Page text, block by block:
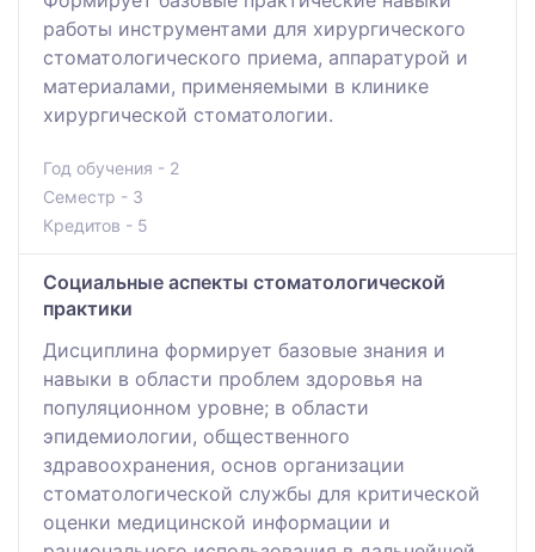
работы инструментами для хирургического
стоматологического приема, аппаратурой и
материалами, применяемыми в клинике
хирургической стоматологии.
Год обучения - 2
Семестр - 3
Кредитов - 5
Социальные аспекты стоматологической
практики
Дисциплина формирует базовые знания и
навыки в области проблем здоровья на
популяционном уровне; в области
эпидемиологии, общественного
здравоохранения, основ организации
стоматологической службы для критической
оценки медицинской информации и